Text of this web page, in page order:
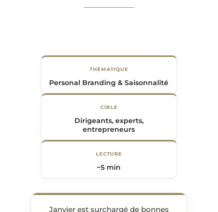
THÉMATIQUE
Personal Branding & Saisonnalité
CIBLE
Dirigeants, experts,
entrepreneurs
LECTURE
~5 min
Janvier est surchargé de bonnes